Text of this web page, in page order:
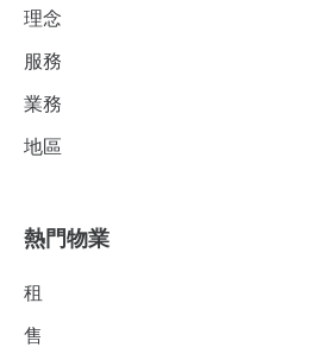
理念
服務
業務
地區
熱門物業
租
售